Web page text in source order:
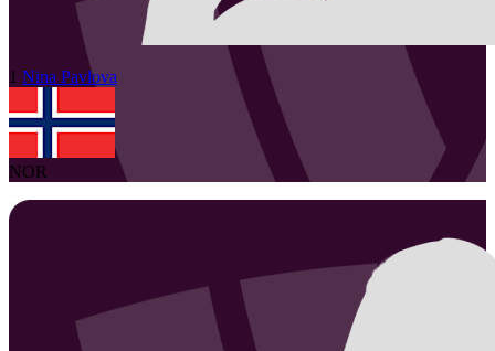
1 Nina Pavlova
NOR